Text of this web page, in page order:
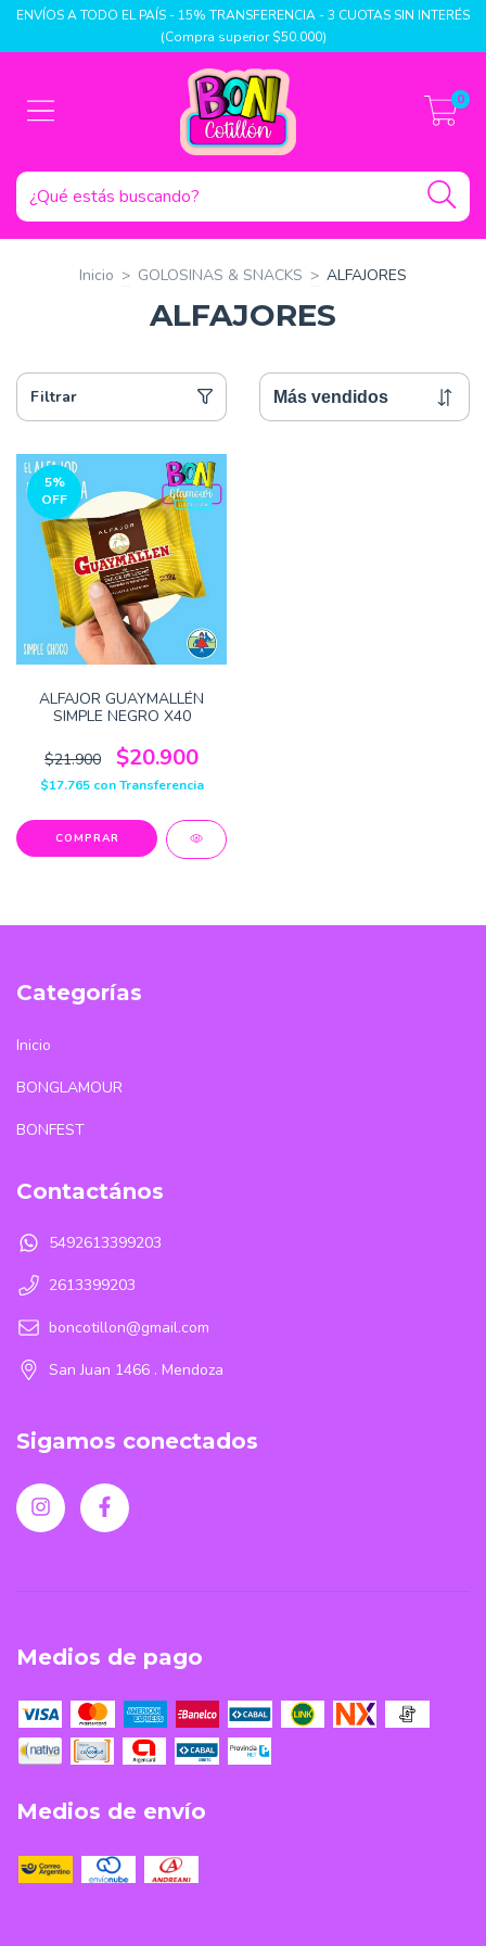
ENVÍOS A TODO EL PAÍS - 15% TRANSFERENCIA - 3 CUOTAS SIN INTERÉS
(Compra superior $50.000)
0
Inicio > GOLOSINAS & SNACKS > ALFAJORES
ALFAJORES
Filtrar
5%
OFF
ALFAJOR GUAYMALLÉN
SIMPLE NEGRO X40
$21.900 $20.900
$17.765 con Transferencia
Categorías
Inicio
BONGLAMOUR
BONFEST
Contactános
5492613399203
2613399203
boncotillon@gmail.com
San Juan 1466 . Mendoza
Sigamos conectados
Medios de pago
Medios de envío